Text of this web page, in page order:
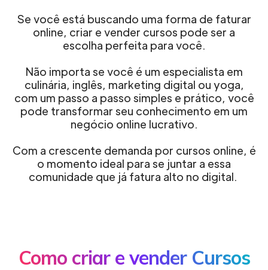
Se você está buscando uma forma de faturar
online, criar e vender cursos pode ser a
escolha perfeita para você.
Não importa se você é um especialista em
culinária, inglês, marketing digital ou yoga,
com um passo a passo simples e prático, você
pode transformar seu conhecimento em um
negócio online lucrativo.
Com a crescente demanda por cursos online, é
o momento ideal para se juntar a essa
comunidade que já fatura alto no digital.
Como criar e vender Cursos